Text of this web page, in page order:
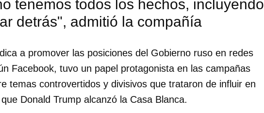
tenemos todos los hechos, incluyendo
detrás", admitió la compañía
a promover las posiciones del Gobierno ruso en redes
Facebook, tuvo un papel protagonista en las campañas
temas controvertidos y divisivos que trataron de influir en
Donald Trump alcanzó la Casa Blanca.